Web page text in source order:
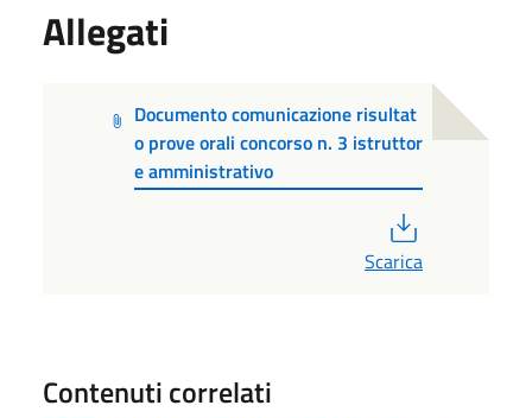
Allegati
Documento comunicazione risultat
o prove orali concorso n. 3 istruttor
e amministrativo
Scarica
Contenuti correlati